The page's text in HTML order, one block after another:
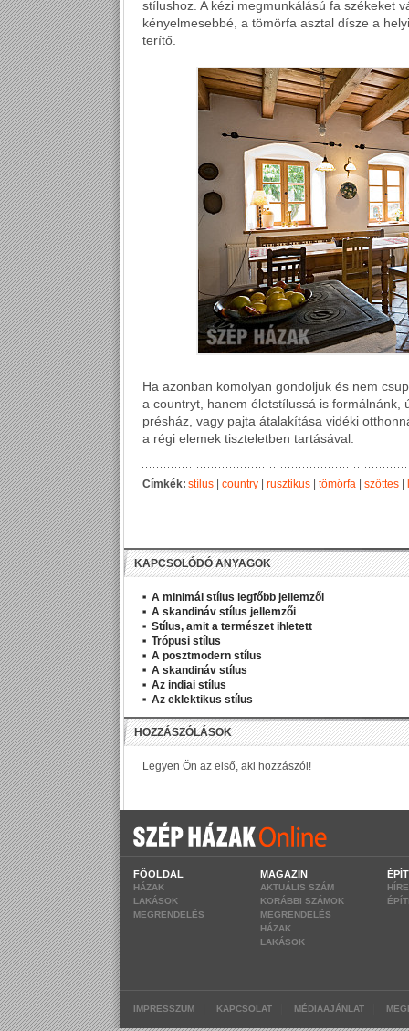
stílushoz. A kézi megmunkálású fa székeket
kényelmesebbé, a tömörfa asztal dísze a
terítő.
Ha azonban komolyan gondoljuk és nem
a countryt, hanem életstílussá is
présház, vagy pajta átalakítása vidéki
a régi elemek tiszteletben tartásával.
Címkék:stílus country rusztikus tömörfa szőttes
KAPCSOLÓDÓ ANYAGOK
A minimál stílus legfőbb jellemzői
A skandináv stílus jellemzői
Stílus, amit a természet ihletett
Trópusi stílus
A posztmodern stílus
A skandináv stílus
Az indiai stílus
Az eklektikus stílus
FŐOLDAL
HÁZAK
LAKÁSOK
MEGRENDELÉS
MAGAZIN
AKTUÁLIS SZÁM
KORÁBBI SZÁMOK
MEGRENDELÉS
HÁZAK
LAKÁSOK
IMPRESSZUM KAPCSOLAT MÉDIAAJÁNLAT